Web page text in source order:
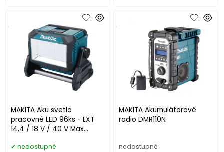
MAKITA Aku svetlo
pracovné LED 96ks - LXT
14,4 / 18 V / 40 V Max
.
nedostupné
MAKITA Akumulátorové
radio DMR110N
.
nedostupné